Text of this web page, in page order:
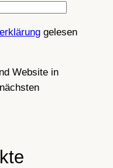
gelesen
Website in